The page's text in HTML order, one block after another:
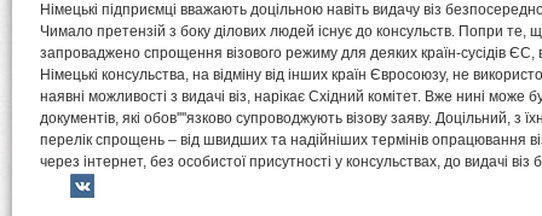
Німецькі підприємці вважають доцільною навіть видачу віз
Чимало претензій з боку ділових людей існує до консульств. Попри те,
запроваджено спрощення візового режиму для деяких країн-сусідів ЄС,
Німецькі консульства, на відміну від інших країн Євросоюзу, не
наявні можливості з видачі віз, нарікає Східний комітет. Вже нині може
документів, які обов''''язково супроводжують візову заяву. Доцільний, з
перелік спрощень – від швидших та надійніших термінів опрацювання
через інтернет, без особистої присутності у консульствах, до видачі